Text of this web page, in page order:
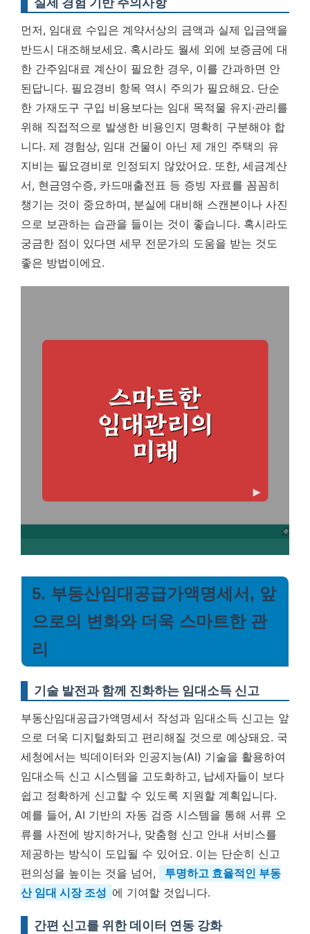
먼저, 임대료 수입은 계약서상의 금액과 실제 입금액을
반드시 대조해보세요. 혹시라도 월세 외에 보증금에 대
한 간주임대료 계산이 필요한 경우, 이를 간과하면 안
된답니다. 필요경비 항목 역시 주의가 필요해요. 단순
한 가재도구 구입 비용보다는 임대 목적물 유지·관리를
위해 직접적으로 발생한 비용인지 명확히 구분해야 합
니다. 제 경험상, 임대 건물이 아닌 제 개인 주택의 유
지비는 필요경비로 인정되지 않았어요. 또한, 세금계산
서, 현금영수증, 카드매출전표 등 증빙 자료를 꼼꼼히
챙기는 것이 중요하며, 분실에 대비해 스캔본이나 사진
으로 보관하는 습관을 들이는 것이 좋습니다. 혹시라도
궁금한 점이 있다면 세무 전문가의 도움을 받는 것도
좋은 방법이에요.
5. 부동산임대공급가액명세서, 앞
으로의 변화와 더욱 스마트한 관
리
기술 발전과 함께 진화하는 임대소득 신고
부동산임대공급가액명세서 작성과 임대소득 신고는 앞
으로 더욱 디지털화되고 편리해질 것으로 예상돼요. 국
세청에서는 빅데이터와 인공지능(AI) 기술을 활용하여
임대소득 신고 시스템을 고도화하고, 납세자들이 보다
쉽고 정확하게 신고할 수 있도록 지원할 계획입니다.
예를 들어, AI 기반의 자동 검증 시스템을 통해 서류 오
류를 사전에 방지하거나, 맞춤형 신고 안내 서비스를
제공하는 방식이 도입될 수 있어요. 이는 단순히 신고
편의성을 높이는 것을 넘어,
투명하고 효율적인 부동
산 임대 시장 조성 에 기여할 것입니다.
간편 신고를 위한 데이터 연동 강화